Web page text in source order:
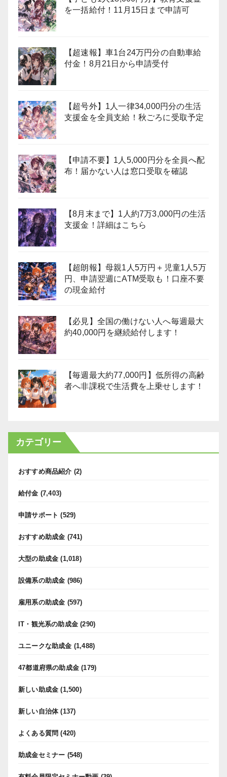
を一括給付！11月15日まで申請可
【超速報】車1台24万円分の自動車給
付金！8月21日から申請受付
【超号外】1人一律34,000円分の生活
支援金を全員支給！秋ごろに受取予定
【申請不要】1人5,000円分を全員へ配
布！届かない人は窓口受取を確認
【8月末まで】1人約7万3,000円の生活
支援金！詳細はこちら
【超朗報】母親1人5万円＋児童1人5万
円、申請翌週にATM受取も！口座不要
の現金給付
【必見】全国の働けない人へ毎週最大
約40,000円を継続給付します！
【毎週最大約77,000円】低所得の高齢
者へ非課税で生活費を上乗せします！
カテゴリー
おすすめ商品紹介 (2)
給付金 (7,403)
申請サポート (529)
おすすめ助成金 (741)
大型の助成金 (1,018)
設備系の助成金 (986)
雇用系の助成金 (597)
IT・観光系の助成金 (290)
ユニークな助成金 (1,488)
47都道府県の助成金 (179)
新しい助成金 (1,500)
新しい自治体(137)
よくある質問 (420)
助成金セミナー (548)